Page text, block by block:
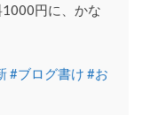
円に、かな
#ブログ書け #お